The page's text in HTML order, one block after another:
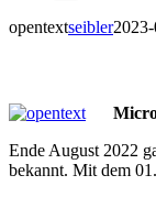
opentextseibler
Ende August 2022
bekannt. Mit dem